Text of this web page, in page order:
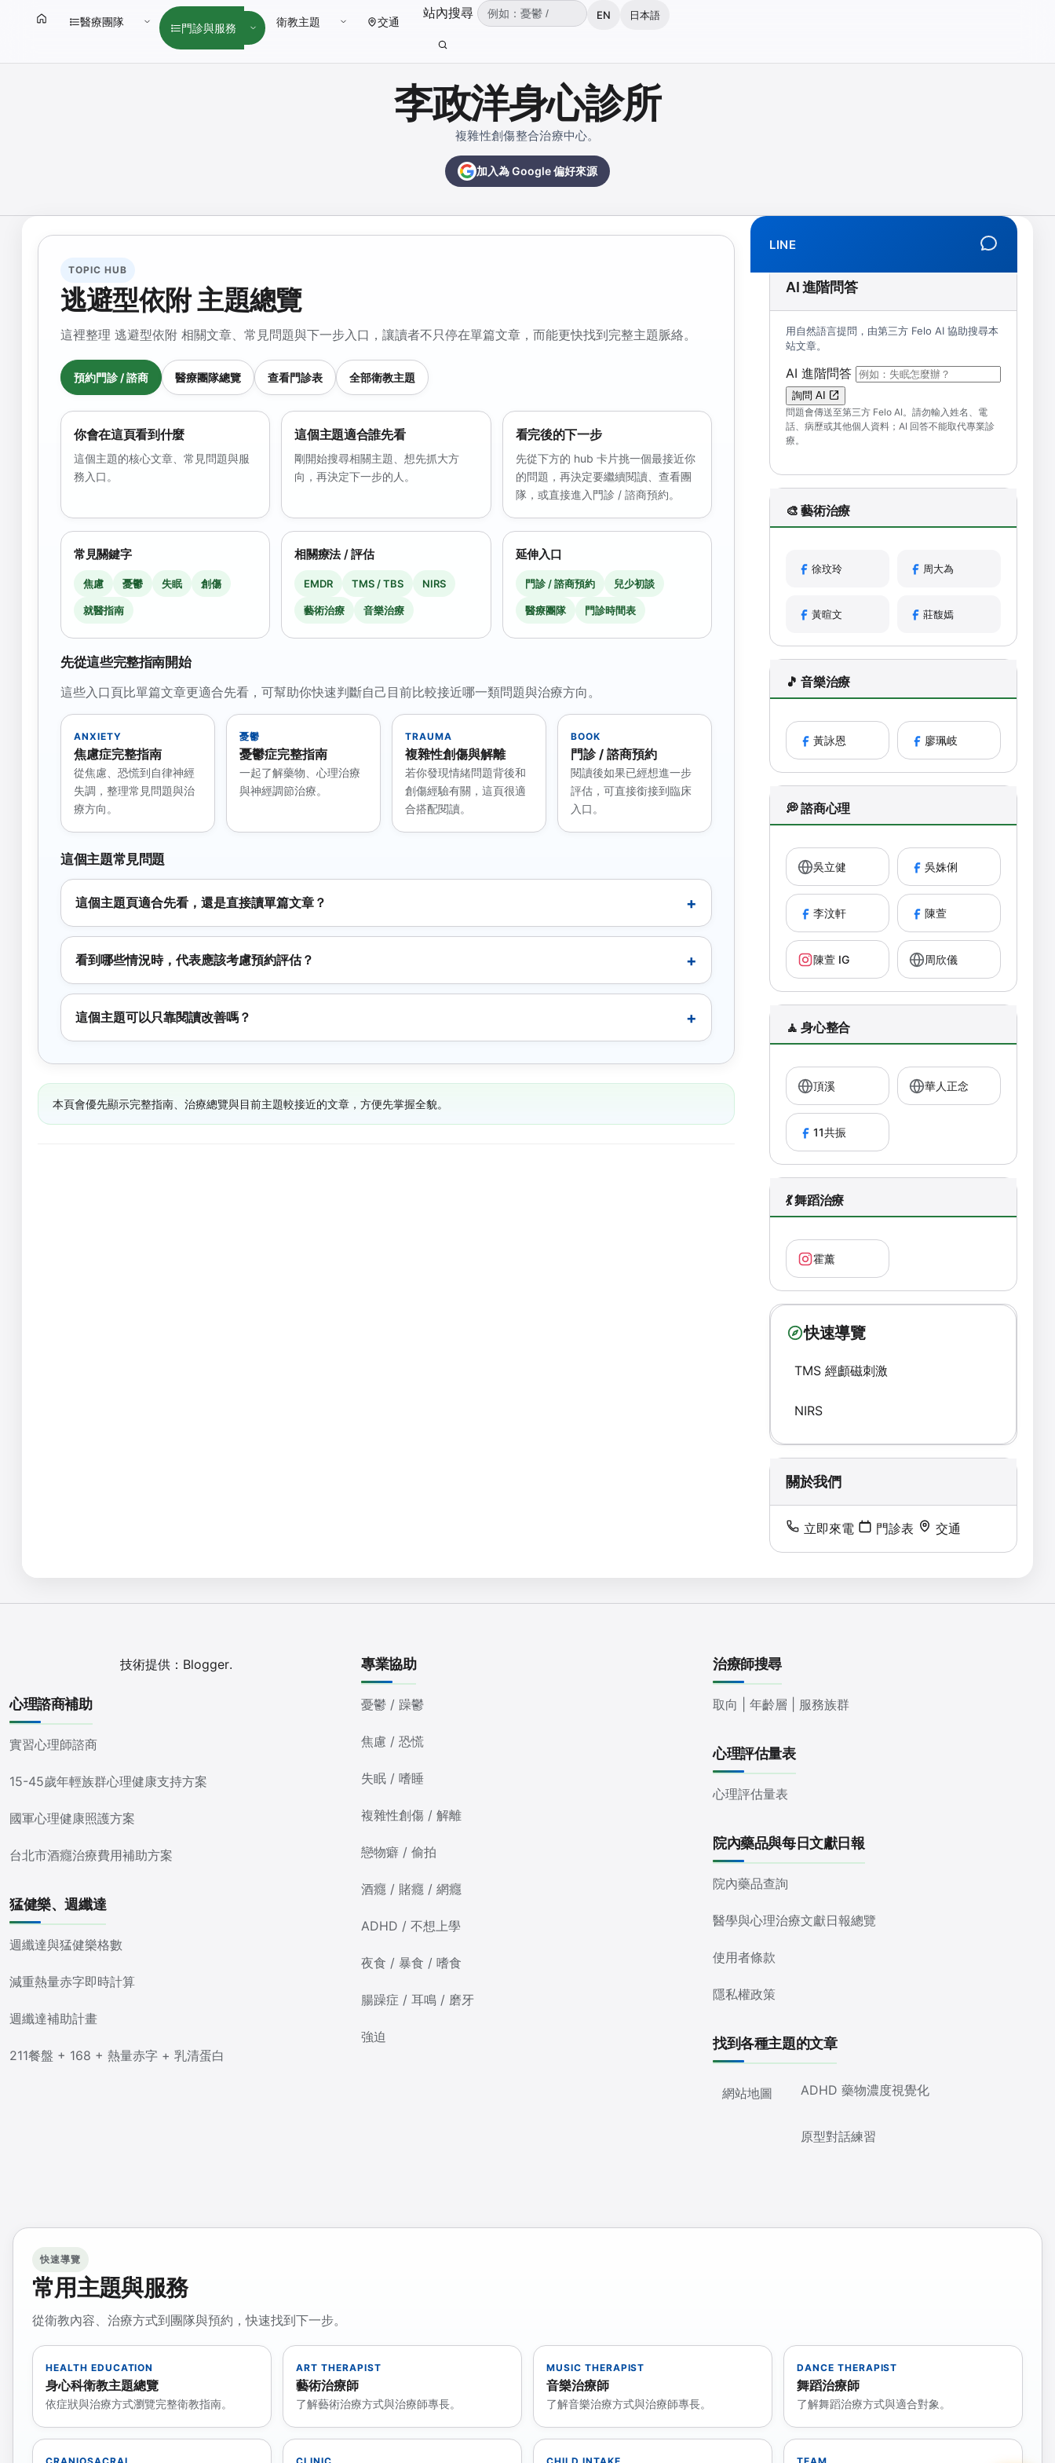
醫療團隊 門診與服務 衛教主題 交通
站內搜尋 （可輸入：憂鬱、焦慮、失眠、ADHD、雙相、拒學、創傷、解離、EMDR、TMS、NIRS、預約）
EN 日本語
李政洋身心診所
複雜性創傷整合治療中心。
加入為 Google 偏好來源
TOPIC HUB
逃避型依附 主題總覽
這裡整理 逃避型依附 相關文章、常見問題與下一步入口，讓讀者不只停在單篇文章，而能更快找到完整主題脈絡。
預約門診 / 諮商 醫療團隊總覽 查看門診表 全部衛教主題
你會在這頁看到什麼
這個主題的核心文章、常見問題與服
務入口。
這個主題適合誰先看
剛開始搜尋相關主題、想先抓大方
向，再決定下一步的人。
看完後的下一步
先從下方的 hub 卡片挑一個最接近你
的問題，再決定要繼續閱讀、查看團
隊，或直接進入門診 / 諮商預約。
常見關鍵字
焦慮 憂鬱 失眠 創傷
就醫指南
相關療法 / 評估
EMDR TMS / TBS NIRS
藝術治療 音樂治療
延伸入口
門診 / 諮商預約 兒少初談
醫療團隊 門診時間表
先從這些完整指南開始
這些入口頁比單篇文章更適合先看，可幫助你快速判斷自己目前比較接近哪一類問題與治療方向。
ANXIETY
焦慮症完整指南
從焦慮、恐慌到自律神經
失調，整理常見問題與治
療方向。
憂鬱
憂鬱症完整指南
一起了解藥物、心理治療
與神經調節治療。
TRAUMA
複雜性創傷與解離
若你發現情緒問題背後和
創傷經驗有關，這頁很適
合搭配閱讀。
BOOK
門診 / 諮商預約
閱讀後如果已經想進一步
評估，可直接銜接到臨床
入口。
這個主題常見問題
這個主題頁適合先看，還是直接讀單篇文章？
看到哪些情況時，代表應該考慮預約評估？
這個主題可以只靠閱讀改善嗎？
本頁會優先顯示完整指南、治療總覽與目前主題較接近的文章，方便先掌握全貌。
LINE
AI 進階問答
用自然語言提問，由第三方 Felo AI 協助搜尋本
站文章。
AI 進階問答 （可輸入自然語言問題；送出後會
詢問 AI
問題會傳送至第三方 Felo AI。請勿輸入姓名、電
話、病歷或其他個人資料；AI 回答不能取代專業診
療。
🎨 藝術治療
徐玟玲 周大為
黃暄文 莊馥嫣
🎵 音樂治療
黃詠恩 廖珮岐
💭 諮商心理
吳立健 吳姝俐
李汶軒 陳萱
陳萱 IG 周欣儀
🧘 身心整合
頂溪 華人正念
11共振
💃 舞蹈治療
霍薰
快速導覽
TMS 經顱磁刺激
NIRS
關於我們
立即來電 門診表 交通
技術提供： Blogger.
心理諮商補助
實習心理師諮商
15-45歲年輕族群心理健康支持方案
國軍心理健康照護方案
台北市酒癮治療費用補助方案
猛健樂、週纖達
週纖達與猛健樂格數
減重熱量赤字即時計算
週纖達補助計畫
211餐盤 + 168 + 熱量赤字 + 乳清蛋白
專業協助
憂鬱 / 躁鬱
焦慮 / 恐慌
失眠 / 嗜睡
複雜性創傷 / 解離
戀物癖 / 偷拍
酒癮 / 賭癮 / 網癮
ADHD / 不想上學
夜食 / 暴食 / 嗜食
腸躁症 / 耳鳴 / 磨牙
強迫
治療師搜尋
取向 | 年齡層 | 服務族群
心理評估量表
心理評估量表
院內藥品與每日文獻日報
院內藥品查詢
醫學與心理治療文獻日報總覽
使用者條款
隱私權政策
找到各種主題的文章
網站地圖 ADHD 藥物濃度視覺化
原型對話練習
快速導覽
常用主題與服務
從衛教內容、治療方式到團隊與預約，快速找到下一步。
HEALTH EDUCATION
身心科衛教主題總覽
依症狀與治療方式瀏覽完整衛教指南。
ART THERAPIST
藝術治療師
了解藝術治療方式與治療師專長。
MUSIC THERAPIST
音樂治療師
了解音樂治療方式與治療師專長。
DANCE THERAPIST
舞蹈治療師
了解舞蹈治療方式與適合對象。